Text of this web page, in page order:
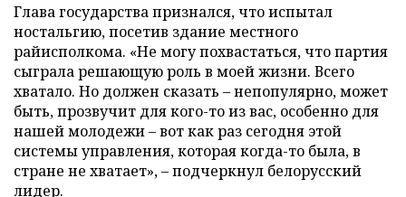
Глава государства признался, что испытал
ностальгию, посетив здание местного
райисполкома. «Не могу похвастаться, что партия
сыграла решающую роль в моей жизни. Всего
хватало. Но должен сказать – непопулярно, может
быть, прозвучит для кого-то из вас, особенно для
нашей молодежи – вот как раз сегодня этой
системы управления, которая когда-то была, в
стране не хватает», – подчеркнул белорусский
лидер.